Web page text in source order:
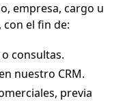
empresa, cargo u
el fin de:
consultas.
nuestro CRM.
previa